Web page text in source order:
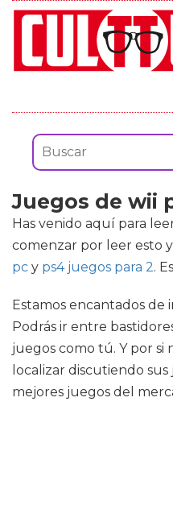
Juegos de wii
Has venido aquí para
comenzar por leer esto
pc y ps4 juegos para 2.
Estamos encantados de
Podrás ir entre
juegos como tú. Y por si
localizar discutiendo
mejores juegos del